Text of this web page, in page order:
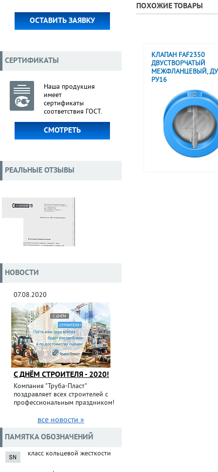
ПОХОЖИЕ ТОВАРЫ
КЛАПАН FAF2350
ДВУСТВОРЧАТЫЙ
МЕЖФЛАНЦЕВЫЙ,
РУ16
ОСТАВИТЬ ЗАЯВКУ
СЕРТИФИКАТЫ
Наша продукция
имеет
сертификаты
соответствия ГОСТ.
СМОТРЕТЬ
РЕАЛЬНЫЕ ОТЗЫВЫ
НОВОСТИ
07.08.2020
С ДНЁМ СТРОИТЕЛЯ - 2020!
Компания "Труба-Пласт"
поздравляет всех строителей с
профессиональным праздником!
все новости »
ПАМЯТКА ОБОЗНАЧЕНИЙ
класс кольцевой жесткости